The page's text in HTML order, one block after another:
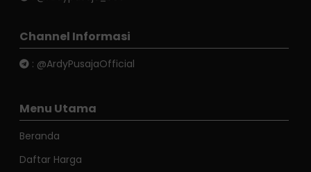
Channel Informasi
: @ArdyPusajaOfficial
Menu Utama
Beranda
Daftar Harga